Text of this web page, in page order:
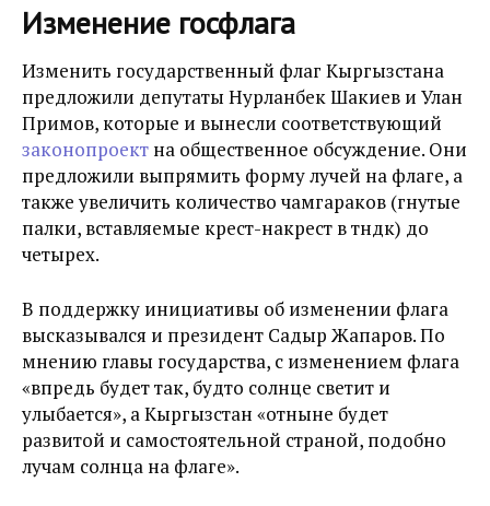
Изменение госфлага
Изменить государственный флаг Кыргызстана
предложили депутаты Нурланбек Шакиев и Улан
Примов, которые и вынесли соответствующий
законопроект на общественное обсуждение. Они
предложили выпрямить форму лучей на флаге, а
также увеличить количество чамгараков (гнутые
палки, вставляемые крест-накрест в түндүк) до
четырех.
В поддержку инициативы об изменении флага
высказывался и президент Садыр Жапаров. По
мнению главы государства, с изменением флага
«впредь будет так, будто солнце светит и
улыбается», а Кыргызстан «отныне будет
развитой и самостоятельной страной, подобно
лучам солнца на флаге».